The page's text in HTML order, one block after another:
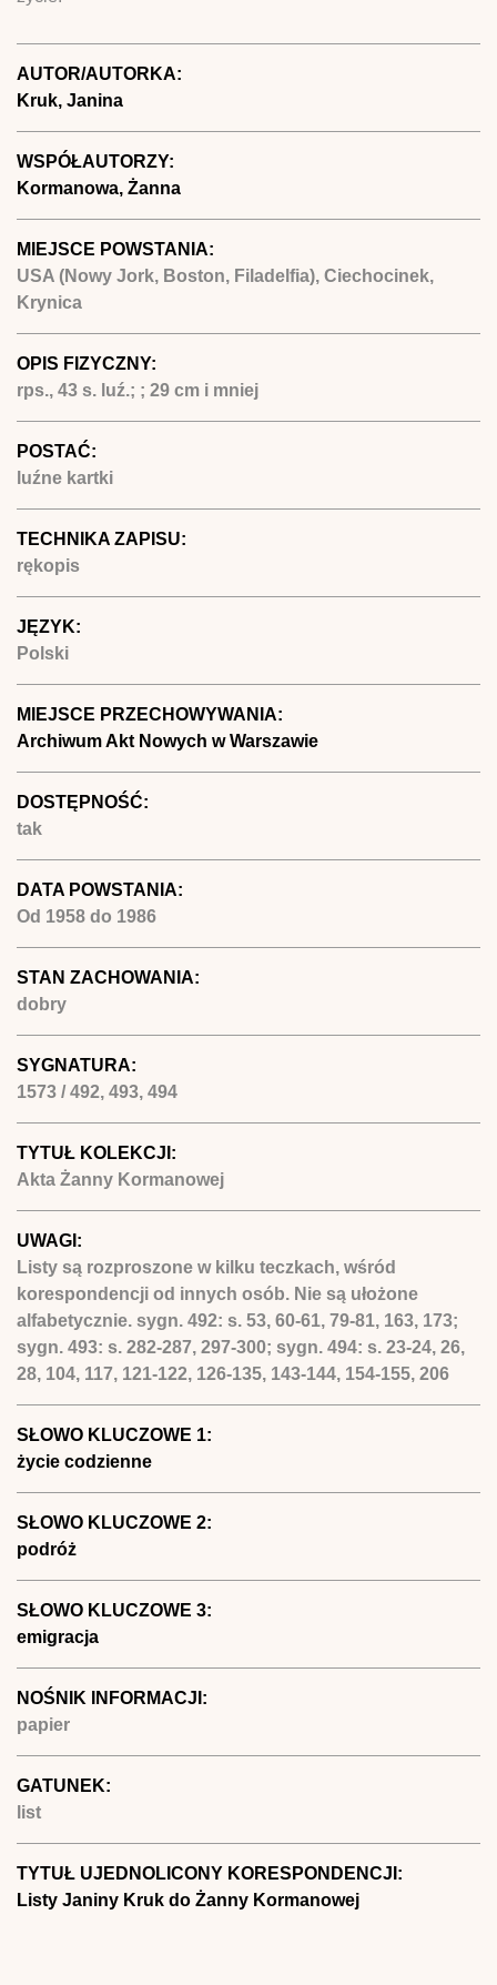
AUTOR/AUTORKA:
Kruk, Janina
WSPÓŁAUTORZY:
Kormanowa, Żanna
MIEJSCE POWSTANIA:
USA (Nowy Jork, Boston, Filadelfia), Ciechocinek,
Krynica
OPIS FIZYCZNY:
rps., 43 s. luź.; ; 29 cm i mniej
POSTAĆ:
luźne kartki
TECHNIKA ZAPISU:
rękopis
JĘZYK:
Polski
MIEJSCE PRZECHOWYWANIA:
Archiwum Akt Nowych w Warszawie
DOSTĘPNOŚĆ:
tak
DATA POWSTANIA:
Od 1958 do 1986
STAN ZACHOWANIA:
dobry
SYGNATURA:
1573 / 492, 493, 494
TYTUŁ KOLEKCJI:
Akta Żanny Kormanowej
UWAGI:
Listy są rozproszone w kilku teczkach, wśród
korespondencji od innych osób. Nie są ułożone
alfabetycznie. sygn. 492: s. 53, 60-61, 79-81, 163, 173;
sygn. 493: s. 282-287, 297-300; sygn. 494: s. 23-24, 26,
28, 104, 117, 121-122, 126-135, 143-144, 154-155, 206
SŁOWO KLUCZOWE 1:
życie codzienne
SŁOWO KLUCZOWE 2:
podróż
SŁOWO KLUCZOWE 3:
emigracja
NOŚNIK INFORMACJI:
papier
GATUNEK:
list
TYTUŁ UJEDNOLICONY KORESPONDENCJI:
Listy Janiny Kruk do Żanny Kormanowej